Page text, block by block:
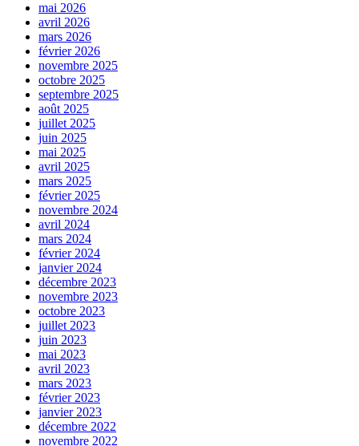
mai 2026
avril 2026
mars 2026
février 2026
novembre 2025
octobre 2025
septembre 2025
août 2025
juillet 2025
juin 2025
mai 2025
avril 2025
mars 2025
février 2025
novembre 2024
avril 2024
mars 2024
février 2024
janvier 2024
décembre 2023
novembre 2023
octobre 2023
juillet 2023
juin 2023
mai 2023
avril 2023
mars 2023
février 2023
janvier 2023
décembre 2022
novembre 2022